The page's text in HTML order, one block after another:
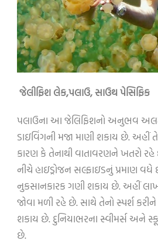
જેલીફિશ લેક,પલાઉ,સાઉથ પેસિફિક
પલાઉના આ જેલિફિશનો અનુભવ
ડાઇવિંગની મજા માણી શકાય છે. અહીં
કારણ કે તેનાથી વાતાવરણને ખતરો રહે
નીચે હાઇડ્રોજન સલ્ફાઇડનું પ્રમાણ વધે
નુકસાનકારક ગણી શકાય છે. અહીં
જોવા મળી રહે છે. સાથે તેનો સ્પર્શ
શકાય છે. દુનિયાભરના સ્વીમર્સ અને
છે.